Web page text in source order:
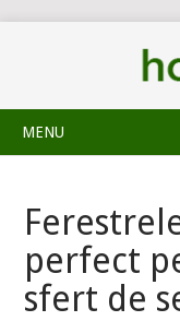
MENU
perfect
sfert de